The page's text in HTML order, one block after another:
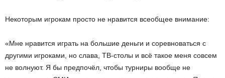
Некоторым игрокам просто не нравится всеобщее внимание:
«Мне нравится играть на большие деньги и соревноваться с
другими игроками, но слава, ТВ-столы и всё такое меня совсем
не волнуют. Я бы предпочёл, чтобы турниры вообще не